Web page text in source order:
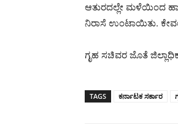
ಆತುರದಲ್ಲೇ ಮಳೆಯಿಂದ
ನಿರಾಸೆ ಉಂಟಾಯಿತು.
ಗೃಹ ಸಚಿವರ ಜೊತೆ
TAGS ಕರ್ನಾಟಕ ಸರ್ಕಾರ